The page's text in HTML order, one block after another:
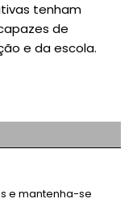
tenham
de
e da escola.
e mantenha-se